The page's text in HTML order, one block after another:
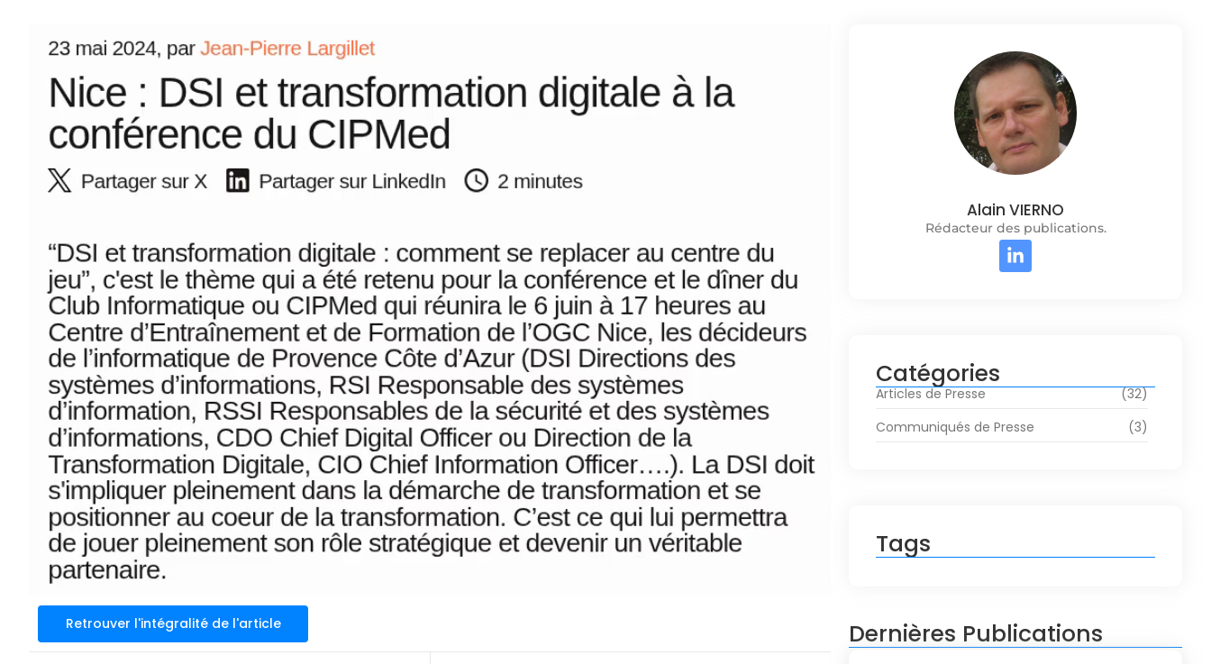
Retrouver l'intégralité de l'article
Alain VIERNO
Rédacteur des publications.
Catégories
Articles de Presse
(32)
Communiqués de Presse
(3)
Tags
Dernières Publications